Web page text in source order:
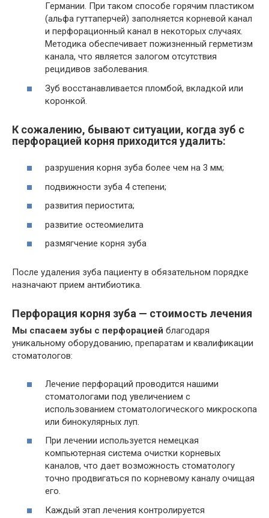
Германии. При таком способе горячим пластиком
(альфа гуттаперчей) заполняется корневой канал
и перфорационный канал в некоторых случаях.
Методика обеспечивает пожизненный герметизм
канала, что является залогом отсутствия
рецидивов заболевания.
Зуб восстанавливается пломбой, вкладкой или
коронкой.
К сожалению, бывают ситуации, когда зуб с
перфорацией корня приходится удалить:
разрушения корня зуба более чем на 3 мм;
подвижности зуба 4 степени;
развития периостита;
развитие остеомиелита
размягчение корня зуба
После удаления зуба пациенту в обязательном порядке
назначают прием антибиотика.
Перфорация корня зуба — стоимость лечения
Мы спасаем зубы с перфорацией благодаря
уникальному оборудованию, препаратам и квалификации
стоматологов:
Лечение перфораций проводится нашими
стоматологами под увеличением с
использованием стоматологического микроскопа
или бинокулярных луп.
При лечении используется немецкая
компьютерная система очистки корневых
каналов, что дает возможность стоматологу
точно продвигаться по корневому каналу очищая
его.
Каждый этап лечения контролируется